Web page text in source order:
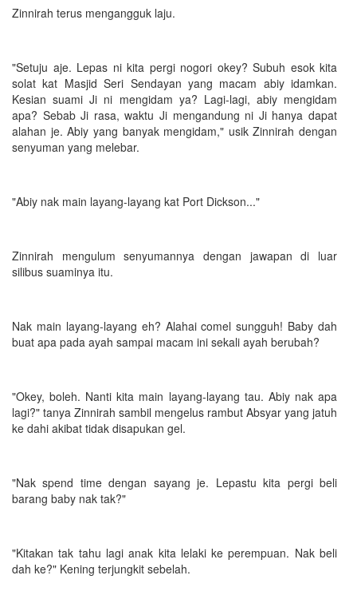
Zinnirah terus mengangguk laju.
"Setuju aje. Lepas ni kita pergi nogori okey? Subuh esok kita
solat kat Masjid Seri Sendayan yang macam abiy idamkan.
Kesian suami Ji ni mengidam ya? Lagi-lagi, abiy mengidam
apa? Sebab Ji rasa, waktu Ji mengandung ni Ji hanya dapat
alahan je. Abiy yang banyak mengidam," usik Zinnirah dengan
senyuman yang melebar.
"Abiy nak main layang-layang kat Port Dickson..."
Zinnirah mengulum senyumannya dengan jawapan di luar
silibus suaminya itu.
Nak main layang-layang eh? Alahai comel sungguh! Baby dah
buat apa pada ayah sampai macam ini sekali ayah berubah?
"Okey, boleh. Nanti kita main layang-layang tau. Abiy nak apa
lagi?" tanya Zinnirah sambil mengelus rambut Absyar yang jatuh
ke dahi akibat tidak disapukan gel.
"Nak spend time dengan sayang je. Lepastu kita pergi beli
barang baby nak tak?"
"Kitakan tak tahu lagi anak kita lelaki ke perempuan. Nak beli
dah ke?" Kening terjungkit sebelah.